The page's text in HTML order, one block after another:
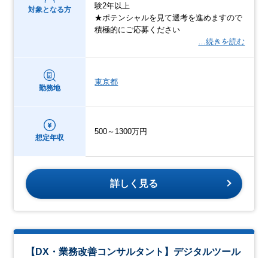
対象となる方
験2年以上
★ポテンシャルを見て選考を進めますので
積極的にご応募ください
…続きを読む
勤務地
東京都
想定年収
500～1300万円
詳しく見る
【DX・業務改善コンサルタント】デジタルツール